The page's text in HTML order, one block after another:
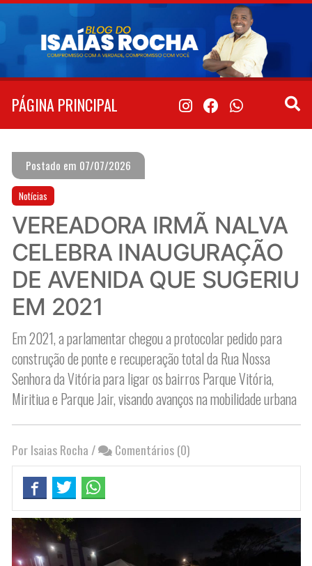
Pular
conteúdo
PÁGINA PRINCIPAL
Postado em 07/07/2026
Notícias
VEREADORA IRMÃ NALVA
CELEBRA INAUGURAÇÃO
DE AVENIDA QUE SUGERIU
EM 2021
Em 2021, a parlamentar chegou a protocolar pedido para
construção de ponte e recuperação total da Rua Nossa
Senhora da Vitória para ligar os bairros Parque Vitória,
Miritiua e Parque Jair, visando avanços na mobilidade urbana
Por Isaias Rocha / Comentários (0)